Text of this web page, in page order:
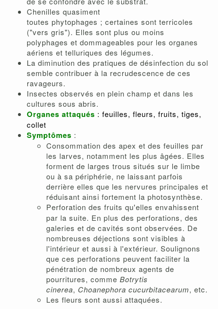
Chenilles quasiment
toutes phytophages ; certaines sont terricoles
("vers gris"). Elles sont plus ou moins
polyphages et dommageables pour les organes
aériens et telluriques des légumes.
La diminution des pratiques de désinfection du sol
semble contribuer à la recrudescence de ces
ravageurs.
Insectes observés en plein champ et dans les
cultures sous abris.
Organes attaqués : feuilles, fleurs, fruits, tiges,
collet
Symptômes :
Consommation des apex et des feuilles par
les larves, notamment les plus âgées. Elles
forment de larges trous situés sur le limbe
ou à sa périphérie, ne laissant parfois
derrière elles que les nervures principales et
réduisant ainsi fortement la photosynthèse.
Perforation des fruits qu'elles envahissent
par la suite. En plus des perforations, des
galeries et de cavités sont observées. De
nombreuses déjections sont visibles à
l'intérieur et aussi à l'extérieur. Soulignons
que ces perforations peuvent faciliter la
pénétration de nombreux agents de
pourritures, comme Botrytis
cinerea, Choanephora cucurbitacearum, etc.
Les fleurs sont aussi attaquées.